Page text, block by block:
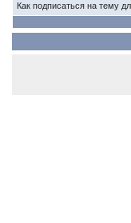
Как подписаться на тему